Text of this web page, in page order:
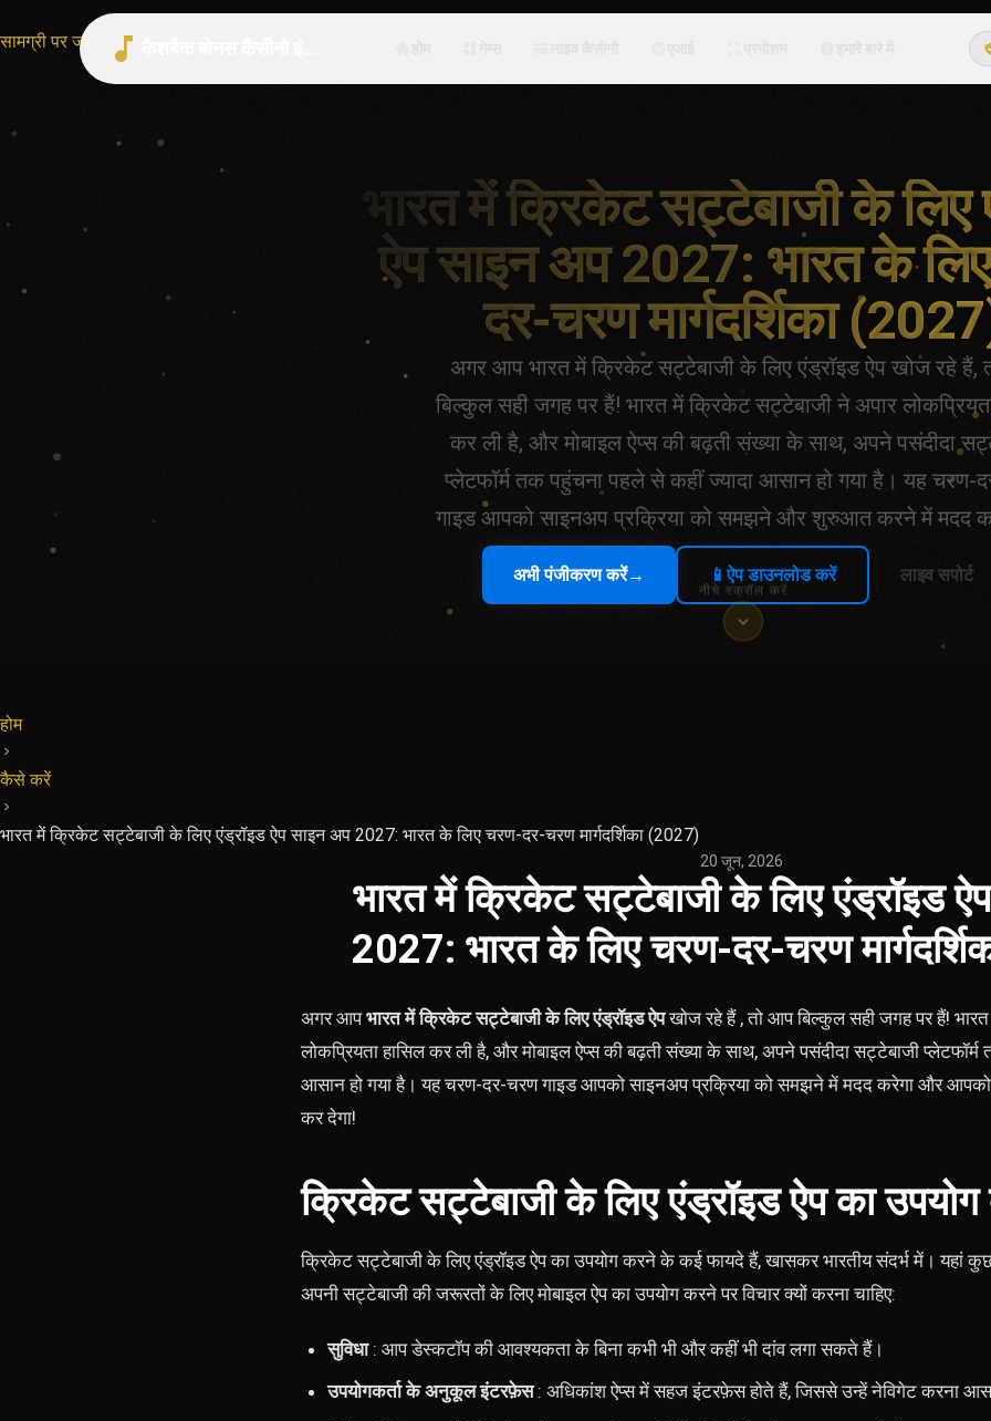
सामग्री पर जाएं
भारत में क्रिकेट सट्टेबाजी के लिए
ऐप साइन अप 2027: भारत के
दर-चरण मार्गदर्शिका
अगर आप भारत में क्रिकेट सट्टेबाजी के लिए एंड्रॉइड ऐप खोज रहे हैं,
बिल्कुल सही जगह पर हैं! भारत में क्रिकेट सट्टेबाजी ने अपार
कर ली है, और मोबाइल ऐप्स की बढ़ती संख्या के साथ, अपने पसंदीदा
प्लेटफॉर्म तक पहुंचना पहले से कहीं ज्यादा आसान हो गया है। यह चरण-
गाइड आपको साइनअप प्रक्रिया को समझने और शुरुआत करने में मदद
अभी पंजीकरण करें→ 📱ऐप डाउनलोड करें लाइव सपोर्ट
नीचे स्क्रॉल करें
होम
कैसे करें
भारत में क्रिकेट सट्टेबाजी के लिए एंड्रॉइड ऐप साइन अप 2027: भारत के लिए चरण-दर-चरण मार्गदर्शिका (2027)
20 जून, 2026·
भारत में क्रिकेट सट्टेबाजी के लिए एंड्रॉइड
2027: भारत के लिए चरण-दर-चरण
अगर आपभारत में क्रिकेट सट्टेबाजी के लिए एंड्रॉइड ऐपखोज रहे हैं , तो आप बिल्कुल सही जगह पर हैं!
लोकप्रियता हासिल कर ली है, और मोबाइल ऐप्स की बढ़ती संख्या के साथ, अपने पसंदीदा सट्टेबाजी
आसान हो गया है। यह चरण-दर-चरण गाइड आपको साइनअप प्रक्रिया को समझने में मदद करेगा और आपको
कर देगा!
क्रिकेट सट्टेबाजी के लिए एंड्रॉइड ऐप का उपयोग
क्रिकेट सट्टेबाजी के लिए एंड्रॉइड ऐप का उपयोग करने के कई फायदे हैं, खासकर भारतीय संदर्भ में। यहां
अपनी सट्टेबाजी की जरूरतों के लिए मोबाइल ऐप का उपयोग करने पर विचार क्यों करना चाहिए:
सुविधा: आप डेस्कटॉप की आवश्यकता के बिना कभी भी और कहीं भी दांव लगा सकते हैं।
उपयोगकर्ता के अनुकूल इंटरफ़ेस: अधिकांश ऐप्स में सहज इंटरफ़ेस होते हैं, जिससे उन्हें नेविगेट करना